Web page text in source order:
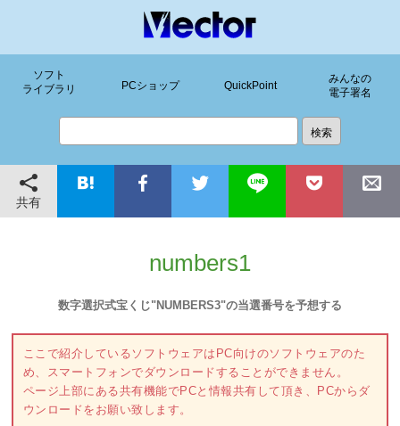
ソフト
ライブラリ
PCショップ QuickPoint
みんなの
電子署名
共有
numbers1
数字選択式宝くじ"NUMBERS3"の当選番号を予想する
ここで紹介しているソフトウェアはPC向けのソフトウェアのた
め、スマートフォンでダウンロードすることができません。
ページ上部にある共有機能でPCと情報共有して頂き、PCからダ
ウンロードをお願い致します。